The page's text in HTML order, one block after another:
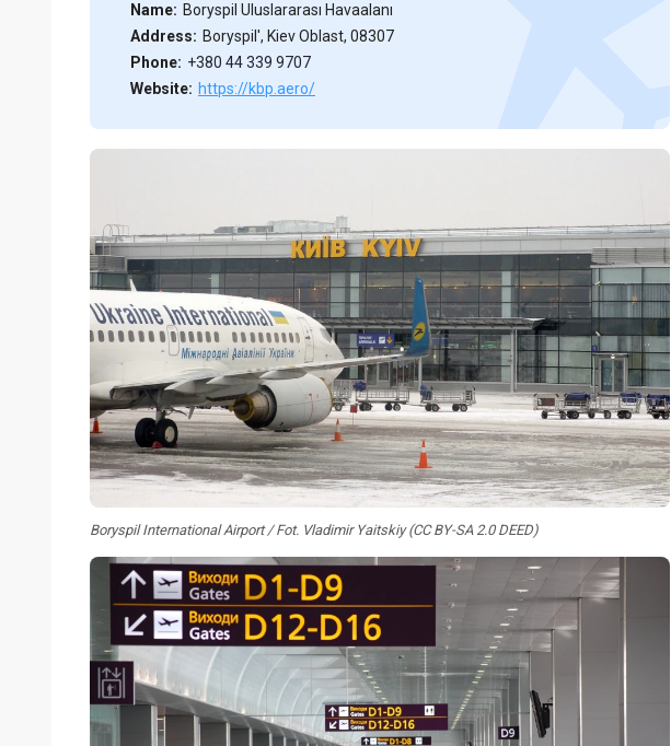
Name: Boryspil Uluslararası Havaalanı
Address: Boryspil′, Kiev Oblast, 08307
Phone: +380 44 339 9707
Website: https://kbp.aero/
Boryspil International Airport / Fot. Vladimir Yaitskiy (CC BY-SA 2.0 DEED)